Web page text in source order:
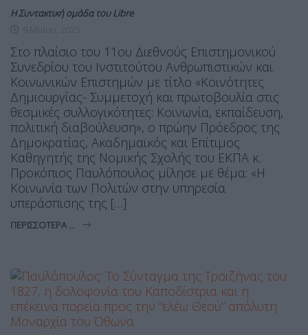
Η Συντακτική ομάδα του Libre
Στο πλαίσιο του 11ου Διεθνούς Επιστημονικού
Συνεδρίου του Ινστιτούτου Ανθρωπιστικών και
Κοινωνικών Επιστημών με τίτλο «Κοινότητες
Δημιουργίας- Συμμετοχή και πρωτοβουλία στις
θεσμικές συλλογικότητες: Κοινωνία, εκπαίδευση,
πολιτική διαβούλευση», ο πρώην Πρόεδρος της
Δημοκρατίας, Ακαδημαϊκός και Επίτιμος
Καθηγητής της Νομικής Σχολής του ΕΚΠΑ κ.
Προκόπιος Παυλόπουλος μίλησε με θέμα: «Η
Κοινωνία των Πολιτών στην υπηρεσία
υπεράσπισης της […]
ΠΕΡΙΣΣΌΤΕΡΑ ...